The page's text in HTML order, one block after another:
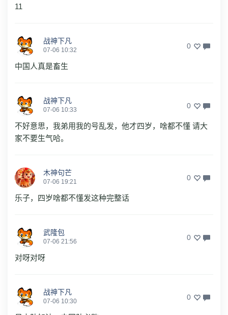
11
战神下凡
07-06 10:32 0
中国人真是畜生
战神下凡
07-06 10:33 0
不好意思，我弟用我的号乱发，他才四岁，啥都不懂 请大
家不要生气哈。
木神句芒
07-06 19:21 0
乐子，四岁啥都不懂发这种完整话
武隆包
07-06 21:56 0
对呀对呀
战神下凡
07-06 10:30 0